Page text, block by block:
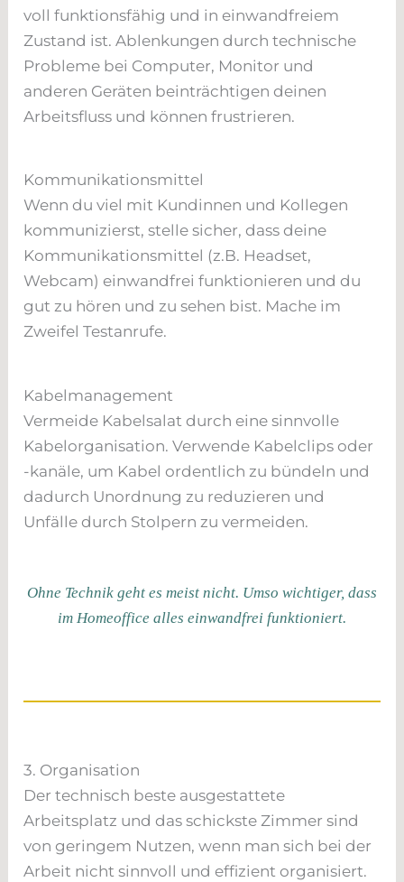
voll funktionsfähig und in einwandfreiem
Zustand ist. Ablenkungen durch technische
Probleme bei Computer, Monitor und
anderen Geräten beinträchtigen deinen
Arbeitsfluss und können frustrieren.
Kommunikationsmittel
Wenn du viel mit Kundinnen und Kollegen
kommunizierst, stelle sicher, dass deine
Kommunikationsmittel (z.B. Headset,
Webcam) einwandfrei funktionieren und du
gut zu hören und zu sehen bist. Mache im
Zweifel Testanrufe.
Kabelmanagement
Vermeide Kabelsalat durch eine sinnvolle
Kabelorganisation. Verwende Kabelclips oder
-kanäle, um Kabel ordentlich zu bündeln und
dadurch Unordnung zu reduzieren und
Unfälle durch Stolpern zu vermeiden.
Ohne Technik geht es meist nicht. Umso wichtiger, dass
im Homeoffice alles einwandfrei funktioniert.
3. Organisation
Der technisch beste ausgestattete
Arbeitsplatz und das schickste Zimmer sind
von geringem Nutzen, wenn man sich bei der
Arbeit nicht sinnvoll und effizient organisiert.